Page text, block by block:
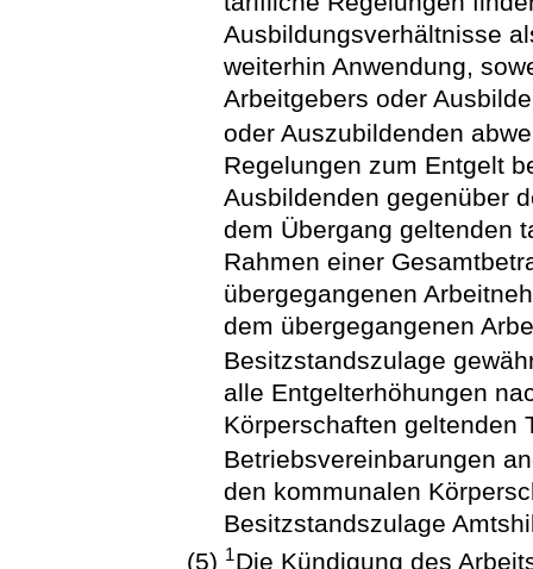
Ausbildungsverhältnisse
weiterhin Anwendung,
Arbeitgebers oder
oder Auszubildenden
Regelungen zum Entgelt
Ausbildenden gegenüber
dem Übergang geltenden
Rahmen einer
übergegangenen
dem übergegangenen
Besitzstandszulage
alle Entgelterhöhungen
Körperschaften geltenden
Betriebsvereinbarungen
den kommunalen
Besitzstandszulage
(5) 1Die Kündigung des